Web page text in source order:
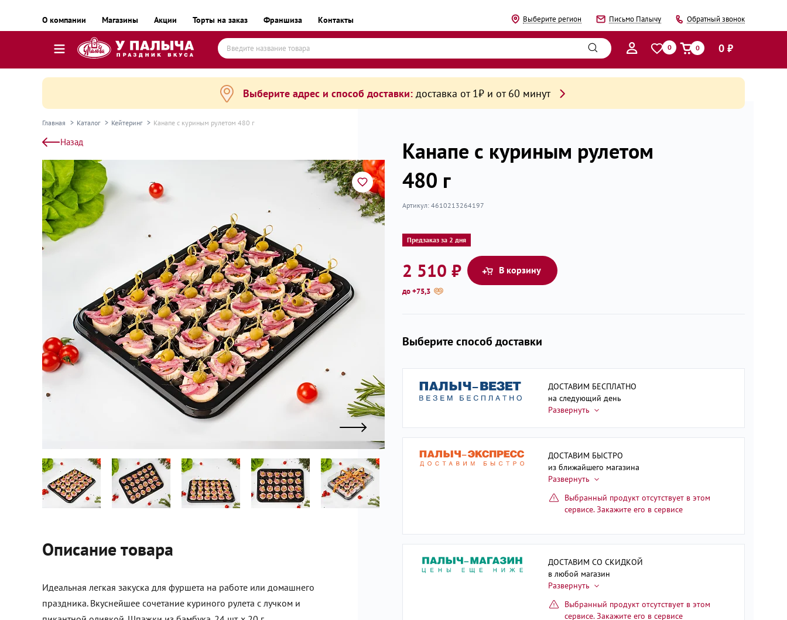
О компании Магазины Акции Торты на заказ Франшиза Контакты Выберите регион Письмо Палычу Обратный звонок
Равиоли, почти готовые блюда
Пельмени, вареники, замороженные полуфабрикаты
Готовые блюда замороженные
Колбаса и деликатесы
Десерты замороженные, мороженое и сорбеты
Полезные сладости и снеки
Чай, кофе, напитки
Весь каталог
Экскурсии и мастер-классы
0 0 0 ₽
Выберите адрес и способ доставки:доставка от 1₽ и от 60 минут
Главная Каталог Кейтеринг Канапе с куриным рулетом 480 г
Назад
Описание товара
Идеальная легкая закуска для фуршета на работе или домашнего
праздника. Вкуснейшее сочетание куриного рулета с лучком и
Канапе с куриным рулетом
480 г
Артикул: 4610213264197
Предзаказ за 2 дня
2 510 ₽ В корзину
до +75,3
Выберите способ доставки
ДОСТАВИМ БЕСПЛАТНО
на следующий день
ДОСТАВИМ БЫСТРО
из ближайшего магазина
Выбранный продукт отсутствует в этом
сервисе. Закажите его в сервисе
ДОСТАВИМ СО СКИДКОЙ
в любой магазин
Выбранный продукт отсутствует в этом
сервисе. Закажите его в сервисе